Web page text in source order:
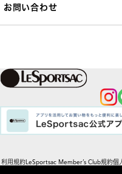
お問い合わせ
利用規約LeSportsac Member’s Club規約個